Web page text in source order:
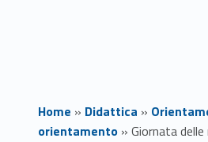
Home » Didattica »
orientamento» Giornata